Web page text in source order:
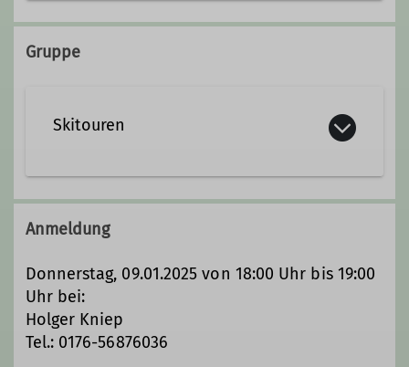
Balderschwang
Gruppe
Skitouren
Die Skitourengruppe der Sektion
Biberach des Deutschen Alpenvereins
unternimmt während des
Winterhalbjahres abwechslungsreiche
Skitouren in verschiedenen
Schwierigkeitsgraden. Unsere Ziele
liegen im heimischen Allgäu, im
Anmeldung
Donnerstag, 09.01.2025 von 18:00 Uhr bis 19:00
Uhr bei:
Holger Kniep
Tel.: 0176-56876036